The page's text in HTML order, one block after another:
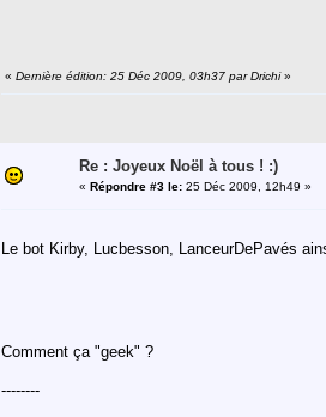
« Dernière édition: 25 Déc 2009, 03h37 par Drichi»
Re : Joyeux Noël à tous ! :)
« Répondre #3 le: 25 Déc 2009, 12h49 »
Le bot Kirby, Lucbesson, LanceurDePavés
Comment ça "geek" ?
--------